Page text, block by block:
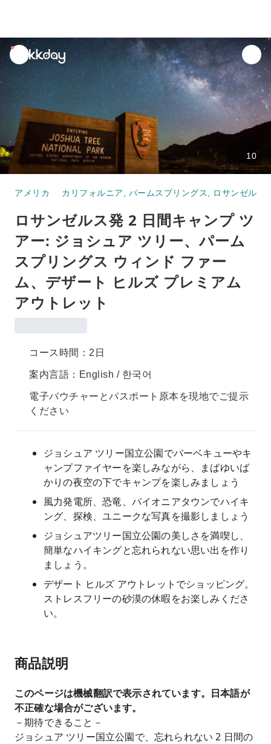
unread
notifications
10
アメリカ カリフォルニア パームスプリングス ロサンゼルス
ロサンゼルス発 2 日間キャンプ ツ
アー: ジョシュア ツリー、パーム
スプリングス ウィンド ファー
ム、デザート ヒルズ プレミアム
アウトレット
コース時間：2日
案内言語：English / 한국어
電子バウチャーとパスポート原本を現地でご提示
ください
ジョシュア ツリー国立公園でバーベキューやキ
ャンプファイヤーを楽しみながら、まばゆいば
かりの夜空の下でキャンプを楽しみましょう
風力発電所、恐竜、パイオニアタウンでハイキ
ング、探検、ユニークな写真を撮影しましょう
ジョシュアツリー国立公園の美しさを満喫し、
簡単なハイキングと忘れられない思い出を作り
ましょう。
デザート ヒルズ アウトレットでショッピング。
ストレスフリーの砂漠の休暇をお楽しみくださ
い。
商品説明
このページは機械翻訳で表示されています。日本語が
不正確な場合がございます。
－期待できること－
ジョシュア ツリー国立公園で、忘れられない 2 日間の